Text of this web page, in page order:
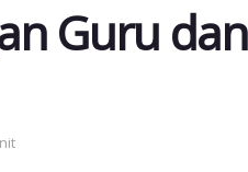
Guru dan